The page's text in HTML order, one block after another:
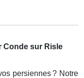
Conde sur Risle
persiennes? Notre